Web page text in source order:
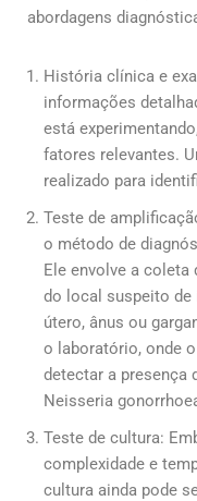
abordagens
História clínica e
informações
está
fatores relevantes.
realizado para
Teste de
o método de
Ele envolve a
do local suspeito de
útero, ânus ou
o laboratório, onde
detectar a presença
Neisseria
Teste de cultura:
complexidade e
cultura ainda pode